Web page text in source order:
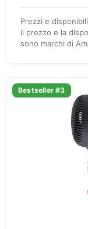
Prezzi e
il prezzo e la
sono marchi di
Bestseller #3